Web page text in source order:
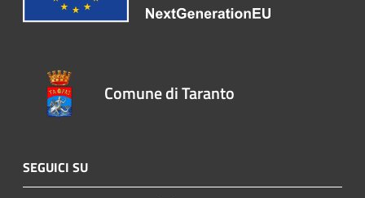
Comune di Taranto
SEGUICI SU